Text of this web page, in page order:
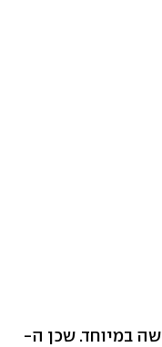
במיוחד. שכן ה-